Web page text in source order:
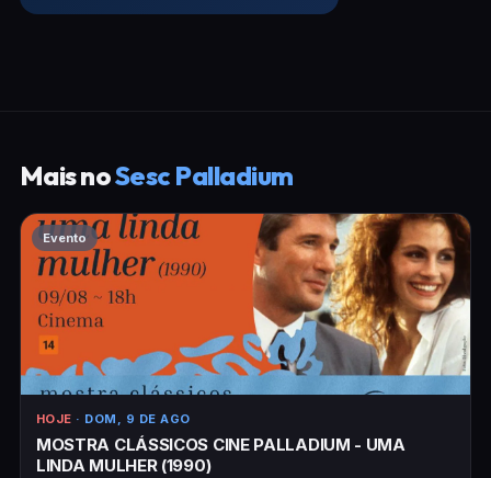
Mais noSesc Palladium
Evento
HOJE · DOM, 9 DE AGO
MOSTRA CLÁSSICOS CINE PALLADIUM - UMA
LINDA MULHER (1990)